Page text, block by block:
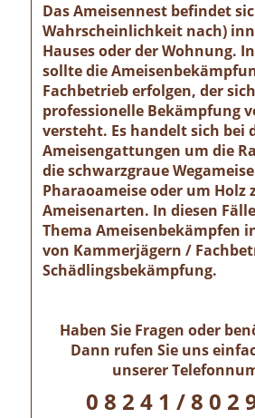
Das Ameisennest befindet
Wahrscheinlichkeit nach)
Hauses oder der Wohnung.
sollte die
Fachbetrieb erfolgen, der
professionelle Bekämpfung
versteht. Es handelt sich bei
Ameisengattungen um die
die schwarzgraue
Pharaoameise oder um Holz
Ameisenarten. In diesen
Thema Ameisenbekämpfen
von Kammerjägern /
Schädlingsbekämpfung.
Haben Sie Fragen oder
Dann rufen Sie uns
unserer
0 8 2 4 1 / 8 0 2